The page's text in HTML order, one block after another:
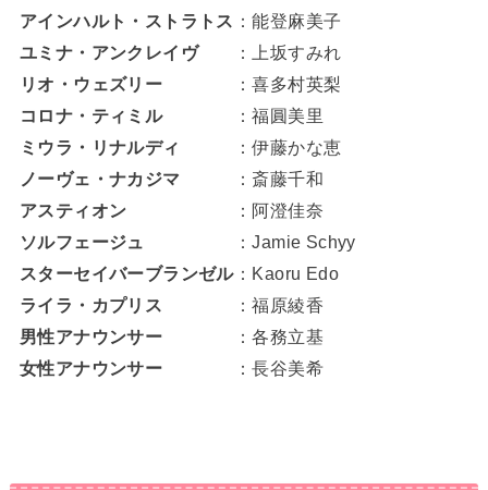
アインハルト・ストラトス ：能登麻美子
ユミナ・アンクレイヴ
：上坂すみれ
リオ・ウェズリー
：喜多村英梨
コロナ・ティミル
：福圓美里
ミウラ・リナルディ
：伊藤かな恵
ノーヴェ・ナカジマ
：斎藤千和
アスティオン
：阿澄佳奈
ソルフェージュ
：Jamie Schyy
スターセイバーブランゼル：Kaoru Edo
ライラ・カプリス
：福原綾香
男性アナウンサー
：各務立基
女性アナウンサー
：長谷美希